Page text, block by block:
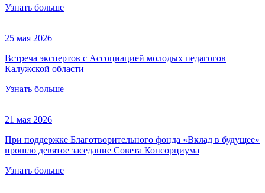
Узнать больше
25 мая 2026
Встреча экспертов с Ассоциацией молодых педагогов
Калужской области
Узнать больше
21 мая 2026
При поддержке Благотворительного фонда «Вклад в будущее»
прошло девятое заседание Совета Консорциума
Узнать больше